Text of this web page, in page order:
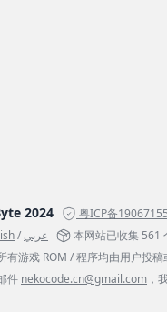
2024 粤ICP备
/عربي 本网站已收集 561
有游戏 ROM / 程序均由用户投
件 nekocode.cn@gmail.com ，